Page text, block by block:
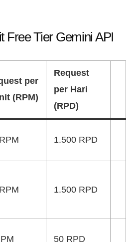
Free Tier Gemini API
per
(RPM)
Request
per Hari
(RPD)
1.500 RPD
1.500 RPD
50 RPD